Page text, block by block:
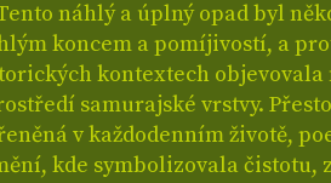
náhlý a úplný opad byl
koncem a pomíjivostí, a
kontextech objevovala
samurajské vrstvy.
v každodenním životě,
kde symbolizovala čistotu,